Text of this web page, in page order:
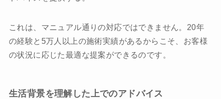
これは、マニュアル通りの対応ではできません。20年
の経験と5万人以上の施術実績があるからこそ、お客様
の状況に応じた最適な提案ができるのです。
生活背景を理解した上でのアドバイス